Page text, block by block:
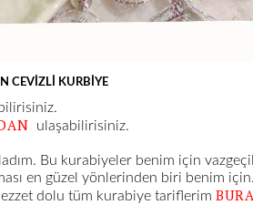
CEVİZLİ KURBİYE
ulaşabilirisiniz.
Bu kurabiyeler benim için
en güzel yönlerinden biri benim için.
dolu tüm kurabiye tariflerim